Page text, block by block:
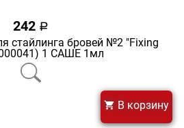
242 a
стайлинга бровей №2 "Fixing
1 САШЕ 1мл
В корзину